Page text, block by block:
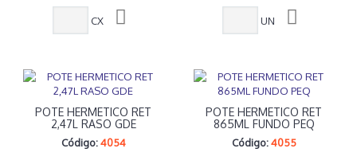
CX UN
POTE HERMETICO RET
2,47L RASO GDE
Código: 4054
POTE HERMETICO RET
865ML FUNDO PEQ
Código: 4055